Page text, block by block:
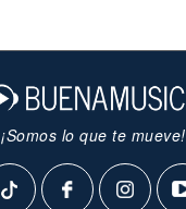
¡Somos lo que te mueve!